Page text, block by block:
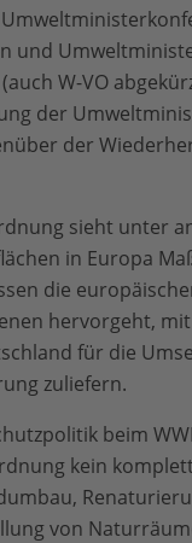
und
W-VO
der
der
sieht unter
in Europa
die
hervorgeht,
für die
zuliefern.
beim
kein
von